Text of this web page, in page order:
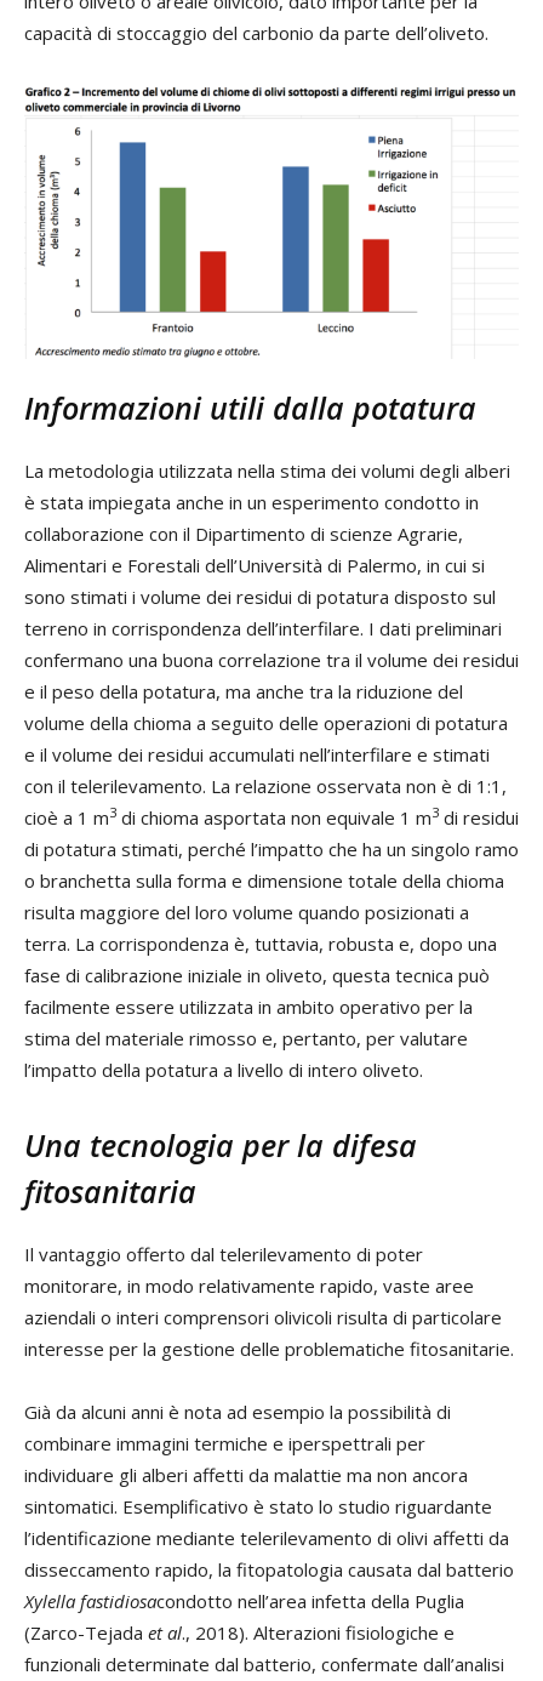
capacità di stoccaggio del carbonio da parte dell’oliveto.
Informazioni utili dalla potatura
La metodologia utilizzata nella stima dei volumi degli alberi
è stata impiegata anche in un esperimento condotto in
collaborazione con il Dipartimento di scienze Agrarie,
Alimentari e Forestali dell’Università di Palermo, in cui si
sono stimati i volume dei residui di potatura disposto sul
terreno in corrispondenza dell’interfilare. I dati preliminari
confermano una buona correlazione tra il volume dei residui
e il peso della potatura, ma anche tra la riduzione del
volume della chioma a seguito delle operazioni di potatura
e il volume dei residui accumulati nell’interfilare e stimati
con il telerilevamento. La relazione osservata non è di 1:1,
cioè a 1 m3 di chioma asportata non equivale 1 m3 di residui
di potatura stimati, perché l’impatto che ha un singolo ramo
o branchetta sulla forma e dimensione totale della chioma
risulta maggiore del loro volume quando posizionati a
terra. La corrispondenza è, tuttavia, robusta e, dopo una
fase di calibrazione iniziale in oliveto, questa tecnica può
facilmente essere utilizzata in ambito operativo per la
stima del materiale rimosso e, pertanto, per valutare
l’impatto della potatura a livello di intero oliveto.
Una tecnologia per la difesa
fitosanitaria
Il vantaggio offerto dal telerilevamento di poter
monitorare, in modo relativamente rapido, vaste aree
aziendali o interi comprensori olivicoli risulta di particolare
interesse per la gestione delle problematiche fitosanitarie.
Già da alcuni anni è nota ad esempio la possibilità di
combinare immagini termiche e iperspettrali per
individuare gli alberi affetti da malattie ma non ancora
sintomatici. Esemplificativo è stato lo studio riguardante
l’identificazione mediante telerilevamento di olivi affetti da
disseccamento rapido, la fitopatologia causata dal batterio
Xylella fastidiosacondotto nell’area infetta della Puglia
(Zarco-Tejada et al., 2018). Alterazioni fisiologiche e
funzionali determinate dal batterio, confermate dall’analisi